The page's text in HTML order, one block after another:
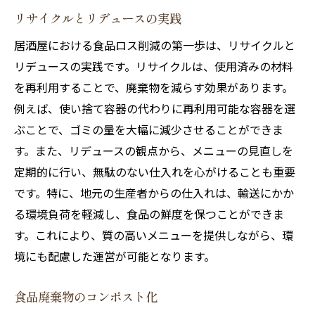
リサイクルとリデュースの実践
居酒屋における食品ロス削減の第一歩は、リサイクルと
リデュースの実践です。リサイクルは、使用済みの材料
を再利用することで、廃棄物を減らす効果があります。
例えば、使い捨て容器の代わりに再利用可能な容器を選
ぶことで、ゴミの量を大幅に減少させることができま
す。また、リデュースの観点から、メニューの見直しを
定期的に行い、無駄のない仕入れを心がけることも重要
です。特に、地元の生産者からの仕入れは、輸送にかか
る環境負荷を軽減し、食品の鮮度を保つことができま
す。これにより、質の高いメニューを提供しながら、環
境にも配慮した運営が可能となります。
食品廃棄物のコンポスト化